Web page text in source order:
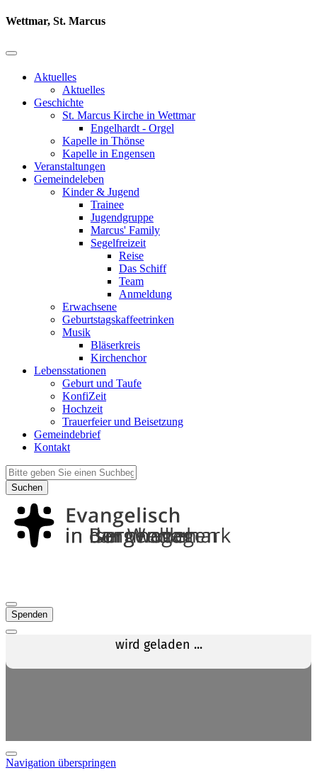
Wettmar, St. Marcus
Aktuelles
Aktuelles
Geschichte
St. Marcus Kirche in Wettmar
Engelhardt - Orgel
Kapelle in Thönse
Kapelle in Engensen
Veranstaltungen
Gemeindeleben
Kinder & Jugend
Trainee
Jugendgruppe
Marcus' Family
Segelfreizeit
Reise
Das Schiff
Team
Anmeldung
Erwachsene
Geburtstagskaffeetrinken
Musik
Bläserkreis
Kirchenchor
Lebensstationen
Geburt und Taufe
KonfiZeit
Hochzeit
Trauerfeier und Beisetzung
Gemeindebrief
Kontakt
Suchen
Spenden
Navigation überspringen